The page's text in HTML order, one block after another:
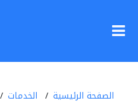
الصفحة الرئيسية الخدمات